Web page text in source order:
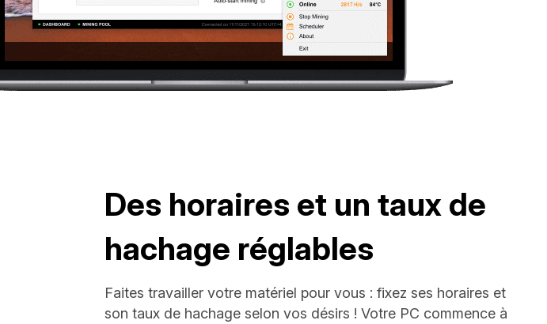
Des horaires et un taux de
hachage réglables
Faites travailler votre matériel pour vous : fixez ses horaires et
son taux de hachage selon vos désirs ! Votre PC commence à